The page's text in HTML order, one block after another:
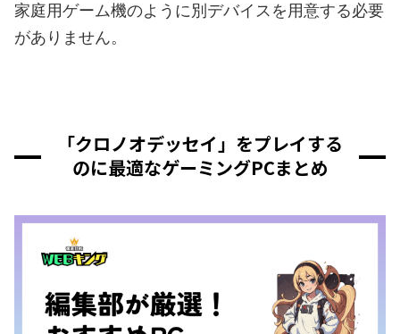
家庭用ゲーム機のように別デバイスを用意する必要
がありません。
「クロノオデッセイ」をプレイする
のに最適なゲーミングPCまとめ